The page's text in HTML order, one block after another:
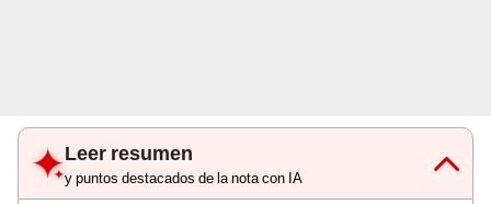
Leer resumen
y puntos destacados de la nota con IA